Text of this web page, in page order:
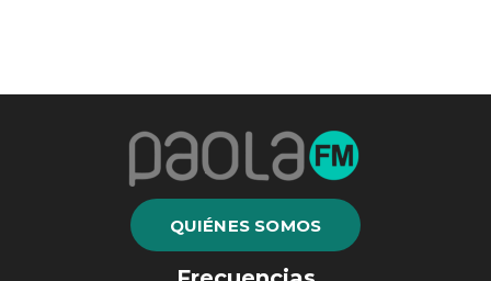
QUIÉNES SOMOS